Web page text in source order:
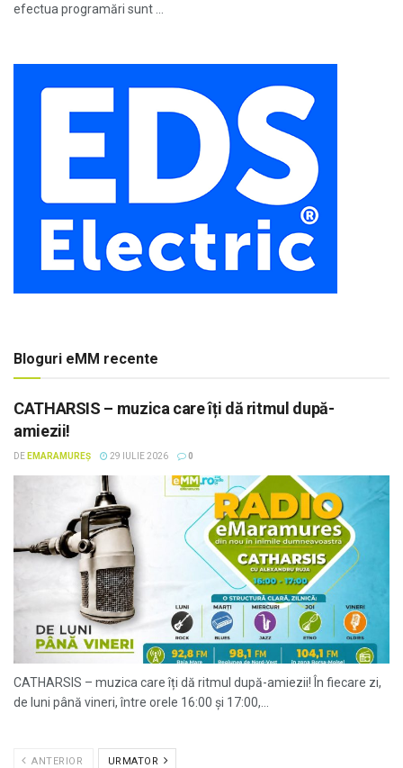
efectua programări sunt ...
Bloguri eMM recente
CATHARSIS – muzica care îți dă ritmul după-
amiezii!
DE EMARAMUREȘ 29 IULIE 2026 0
CATHARSIS – muzica care îți dă ritmul după-amiezii! În fiecare zi,
de luni până vineri, între orele 16:00 și 17:00,...
ANTERIOR URMATOR